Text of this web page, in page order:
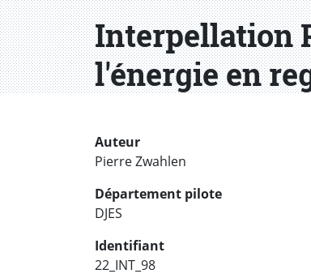
Interpellation
l'énergie en
Auteur
Pierre Zwahlen
Département pilote
DJES
Identifiant
22_INT_98